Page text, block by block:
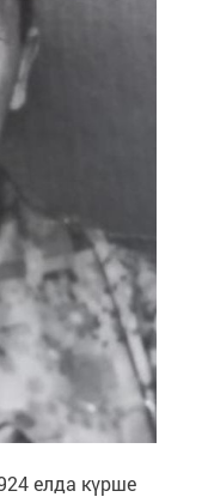
елда күрше